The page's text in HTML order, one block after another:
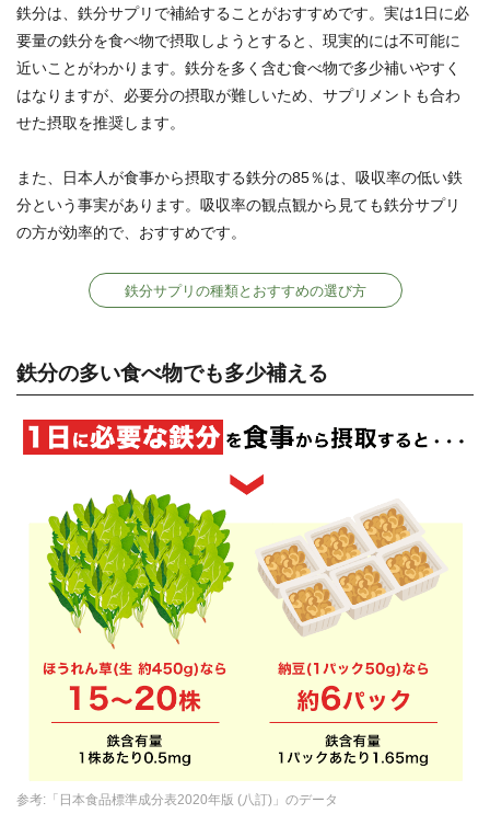
鉄分は、鉄分サプリで補給することがおすすめです。実は1日に必
要量の鉄分を食べ物で摂取しようとすると、現実的には不可能に
近いことがわかります。鉄分を多く含む食べ物で多少補いやすく
はなりますが、必要分の摂取が難しいため、サプリメントも合わ
せた摂取を推奨します。
また、日本人が食事から摂取する鉄分の85％は、吸収率の低い鉄
分という事実があります。吸収率の観点観から見ても鉄分サプリ
の方が効率的で、おすすめです。
鉄分サプリの種類とおすすめの選び方
鉄分の多い食べ物でも多少補える
参考:「日本食品標準成分表2020年版 (八訂)」のデータ